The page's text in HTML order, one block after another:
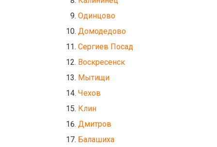
Одинцово
Домодедово
Сергиев Посад
Воскресенск
Мытищи
Чехов
Клин
Дмитров
Балашиха